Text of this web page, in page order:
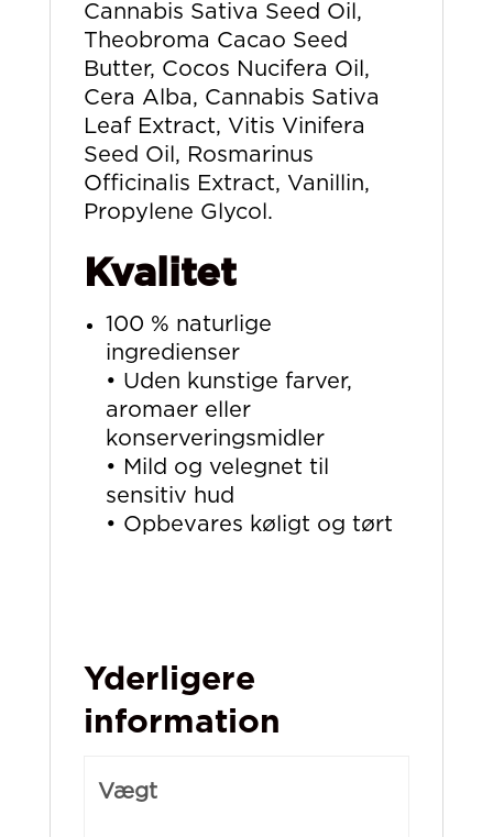
Cannabis Sativa Seed Oil,
Theobroma Cacao Seed
Butter, Cocos Nucifera Oil,
Cera Alba, Cannabis Sativa
Leaf Extract, Vitis Vinifera
Seed Oil, Rosmarinus
Officinalis Extract, Vanillin,
Propylene Glycol.
Kvalitet
100 % naturlige
ingredienser
• Uden kunstige farver,
aromaer eller
konserveringsmidler
• Mild og velegnet til
sensitiv hud
• Opbevares køligt og tørt
Yderligere
information
Vægt